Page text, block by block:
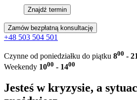
Znajdź termin
Zamów bezpłatną konsultację
+48 503 504 501
Czynne od poniedziałku do piątku 800 - 21
Weekendy 1000 - 1400
Jesteś w kryzysie, a